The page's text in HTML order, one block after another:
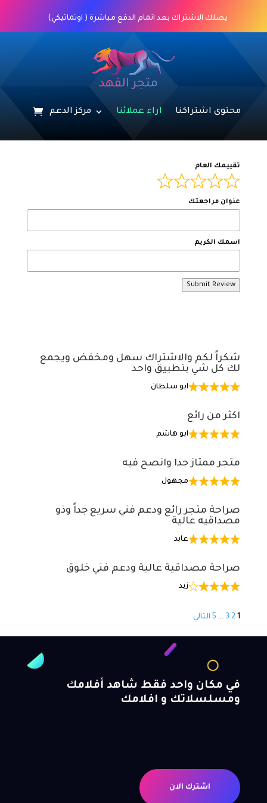
يصلك الاشتراك بعد اتمام الدفع مباشرة ( اوتماتيكي)
محتوى اشتراكنا اراء عملائنا مركز الدعم
تقييمك العام
عنوان مراجعتك
اسمك الكريم
Submit Review
شكراً لكم والاشتراك سهل ومخفض ويجمع
لك كل شي بتطبيق واحد
ابو سلطان
اكثر من رائع
ابو هاشم
متجر ممتاز جدا وانصح فيه
مجهول
صراحة متجر رائع ودعم فني سريع جداً وذو
مصداقيه عالية
عابد
صراحة مصداقية عالية ودعم فني خلوق
زيد
Site
Reviews
navigation
Page1
Page
2
Page
3
…
Page
5 التالي
في مكان واحد فقط شاهد أفلامك
ومسلسلاتك و افلامك
اشترك الان